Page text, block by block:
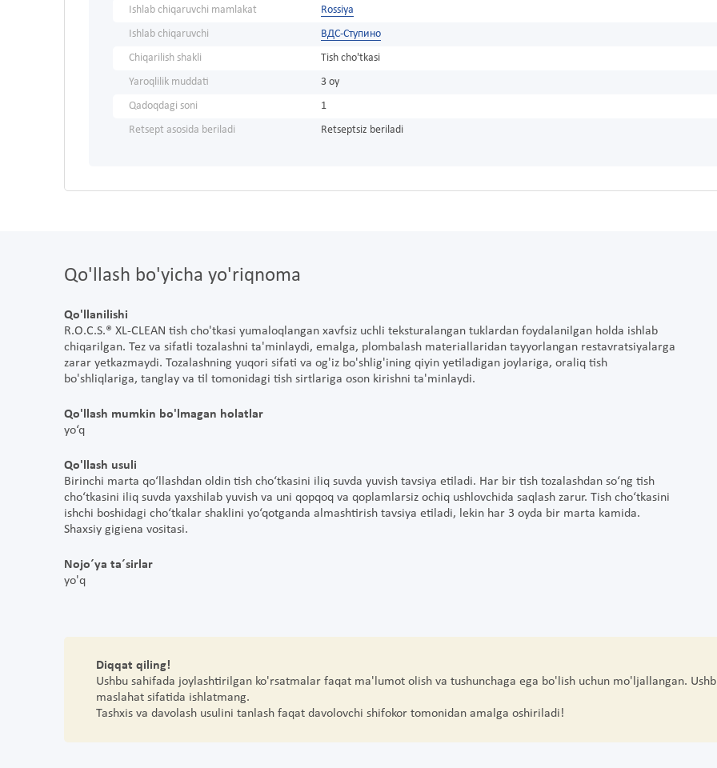
Ishlab chiqaruvchi mamlakat
Rossiya
Ishlab chiqaruvchi
ВДС-Ступино
Chiqarilish shakli
Tish cho'tkasi
Yaroqlilik muddati
3 oy
Qadoqdagi soni
1
Retsept asosida beriladi
Retseptsiz beriladi
Qo'llash bo'yicha yo'riqnoma
Qo'llanilishi
R.O.C.S.® XL-CLEAN tish cho'tkasi yumaloqlangan xavfsiz uchli teksturalangan tuklardan foydalanilgan holda ishlab
chiqarilgan. Tez va sifatli tozalashni ta'minlaydi, emalga, plombalash materiallaridan tayyorlangan restavratsiyalarga
zarar yetkazmaydi. Tozalashning yuqori sifati va og'iz bo'shlig'ining qiyin yetiladigan joylariga, oraliq tish
bo'shliqlariga, tanglay va til tomonidagi tish sirtlariga oson kirishni ta'minlaydi.
Qo'llash mumkin bo'lmagan holatlar
yo‘q
Qo'llash usuli
Birinchi marta qo‘llashdan oldin tish cho‘tkasini iliq suvda yuvish tavsiya etiladi. Har bir tish tozalashdan so‘ng tish
cho‘tkasini iliq suvda yaxshilab yuvish va uni qopqoq va qoplamlarsiz ochiq ushlovchida saqlash zarur. Tish cho‘tkasini
ishchi boshidagi cho‘tkalar shaklini yo‘qotganda almashtirish tavsiya etiladi, lekin har 3 oyda bir marta kamida.
Shaxsiy gigiena vositasi.
Nojo´ya ta´sirlar
yo'q
Diqqat qiling!
Ushbu sahifada joylashtirilgan ko'rsatmalar faqat ma'lumot olish va tushunchaga ega bo'lish uchun mo'ljallangan.
maslahat sifatida ishlatmang.
Tashxis va davolash usulini tanlash faqat davolovchi shifokor tomonidan amalga oshiriladi!